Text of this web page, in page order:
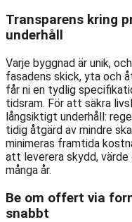
Transparens kring
underhåll
Varje byggnad är unik,
fasadens skick, yta och
får ni en tydlig
tidsram. För att säkra
långsiktigt underhåll:
tidig åtgärd av mindre
minimeras framtida
att leverera skydd,
många år.
Be om offert via
snabbt